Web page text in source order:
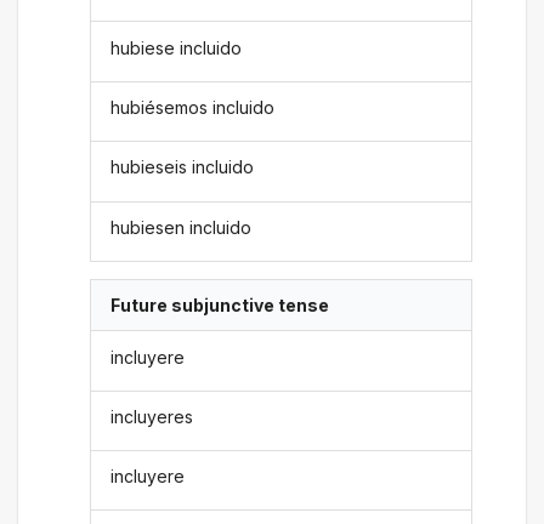
hubiese incluido
hubiésemos incluido
hubieseis incluido
hubiesen incluido
Future subjunctive tense
incluyere
incluyeres
incluyere